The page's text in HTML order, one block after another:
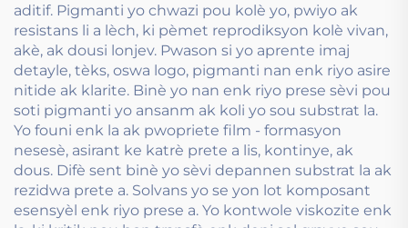
aditif. Pigmanti yo chwazi pou kolè yo, pwiyo ak
resistans li a lèch, ki pèmet reprodiksyon kolè vivan,
akè, ak dousi lonjev. Pwason si yo aprente imaj
detayle, tèks, oswa logo, pigmanti nan enk riyo asire
nitide ak klarite. Binè yo nan enk riyo prese sèvi pou
soti pigmanti yo ansanm ak koli yo sou substrat la.
Yo founi enk la ak pwopriete film - formasyon
nesesè, asirant ke katrè prete a lis, kontinye, ak
dous. Difè sent binè yo sèvi depannen substrat la ak
rezidwa prete a. Solvans yo se yon lot komposant
esensyèl enk riyo prese a. Yo kontwole viskozite enk